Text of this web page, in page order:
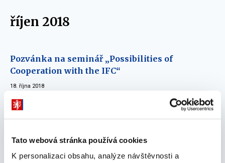
Tato webová stránka používá cookies
K personalizaci obsahu, analýze návštěvnosti a
říjen 2018
Pozvánka na seminář „Possibilities of
Cooperation with the IFC“
18. října 2018
Zpráva a prezentace ze semináře „Obchodní
příležitosti s EBRD a exportní příležitosti v